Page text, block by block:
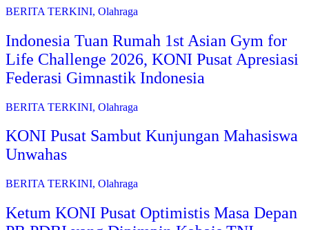
BERITA TERKINI, Olahraga
Indonesia Tuan Rumah 1st Asian Gym for
Life Challenge 2026, KONI Pusat Apresiasi
Federasi Gimnastik Indonesia
BERITA TERKINI, Olahraga
KONI Pusat Sambut Kunjungan Mahasiswa
Unwahas
BERITA TERKINI, Olahraga
Ketum KONI Pusat Optimistis Masa Depan